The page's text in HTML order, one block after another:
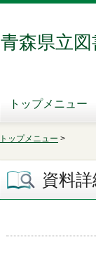
青森県立図
トップメニュー
トップメニュー >
資料詳